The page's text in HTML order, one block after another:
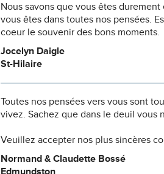
Nous savons que vous êtes
vous êtes dans toutes nos pensées.
coeur le souvenir des bons moments.
Jocelyn Daigle
St-Hilaire
Toutes nos pensées vers vous sont
vivez. Sachez que dans le deuil vous
Veuillez accepter nos plus sincères
Normand & Claudette Bossé
Edmundston